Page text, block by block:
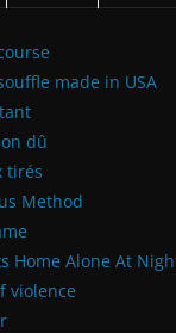
made in USA
dû
tirés
Method
Home Alone At
violence